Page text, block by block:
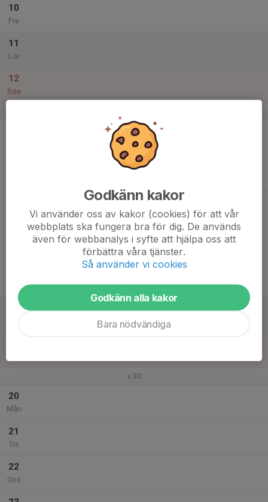
10
Fre
11
Lör
12
Sön
v.30
20
Mån
21
Tis
22
Ons
Godkänn kakor
Vi använder oss av kakor (cookies) för att vår
webbplats ska fungera bra för dig. De används
även för webbanalys i syfte att hjälpa oss att
förbättra våra tjänster.
Så använder vi cookies
Godkänn alla kakor
Bara nödvändiga